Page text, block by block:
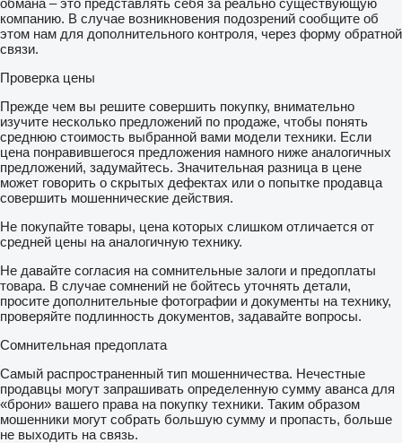
hace el cliente, se cobra el IVA y el cliente lo recupera tras llegar
a Canarias y pagar allí el IGIC.
**Exportaciones dentro de la Unión Europea (a empresas dadas
de alta en IVA intracomunitario).
*** Exportaciones fuera de la Unión Europea, venta sin IVA
(primero se cobra el IVA al cliente y se le devuelve cuando
justifica y demuestra que se ha terminado la exportación).
****IEDMT (impuesto especial para determinados medios de
transporte)
no están incluidos. Consultar disponibilidad
sumarle 300€ + IVA = 363€. Barcelona 350€ + IVA = 423,5€.
Entregas en otras zonas consulta disponibilidad y precio.
–Porte a canarias desde 1.100€ + IVA.
* Impuestos y gestión no incluidos
*El porte se realiza por carretera hasta Huelva y desde allí en
ferry hasta la isla correspondiente para los ciudadanos
canarios, debiendo el cliente embarcarse también en el ferry
para completar el traslado.
компанию. В случае возникновения подозрений сообщите об
этом нам для дополнительного контроля, через форму обратной
связи.
Проверка цены
Прежде чем вы решите совершить покупку, внимательно
изучите несколько предложений по продаже, чтобы понять
среднюю стоимость выбранной вами модели техники. Если
цена понравившегося предложения намного ниже аналогичных
предложений, задумайтесь. Значительная разница в цене
может говорить о скрытых дефектах или о попытке продавца
совершить мошеннические действия.
Не покупайте товары, цена которых слишком отличается от
средней цены на аналогичную технику.
Не давайте согласия на сомнительные залоги и предоплаты
товара. В случае сомнений не бойтесь уточнять детали,
просите дополнительные фотографии и документы на технику,
проверяйте подлинность документов, задавайте вопросы.
Сомнительная предоплата
Самый распространенный тип мошенничества. Нечестные
продавцы могут запрашивать определенную сумму аванса для
«брони» вашего права на покупку техники. Таким образом
мошенники могут собрать большую сумму и пропасть, больше
не выходить на связь.